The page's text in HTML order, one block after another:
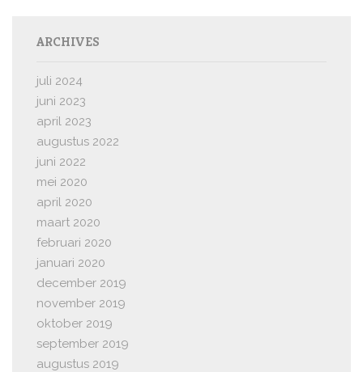
ARCHIVES
juli 2024
juni 2023
april 2023
augustus 2022
juni 2022
mei 2020
april 2020
maart 2020
februari 2020
januari 2020
december 2019
november 2019
oktober 2019
september 2019
augustus 2019